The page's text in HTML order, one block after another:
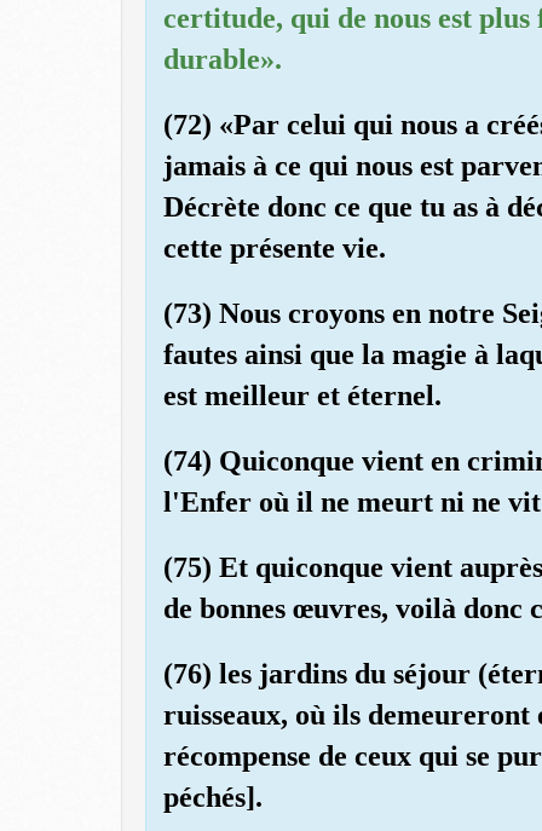
certitude, qui de nous est
durable».
(72) «Par celui qui nous a
jamais à ce qui nous est
Décrète donc ce que tu as à
cette présente vie.
(73) Nous croyons en notre
fautes ainsi que la magie à
est meilleur et éternel.
(74) Quiconque vient en
l'Enfer où il ne meurt ni ne
(75) Et quiconque vient
de bonnes œuvres, voilà donc
(76) les jardins du séjour
ruisseaux, où ils
récompense de ceux qui se
péchés].